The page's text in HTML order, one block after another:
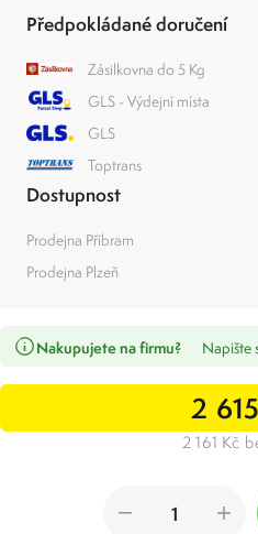
Předpokládané doručení
Zásilkovna do 5 Kg
GLS - Výdejní místa
GLS
Toptrans
Dostupnost
Prodejna Příbram
Prodejna Plzeň
Nakupujete na firmu? Napište
2
2 161 Kč